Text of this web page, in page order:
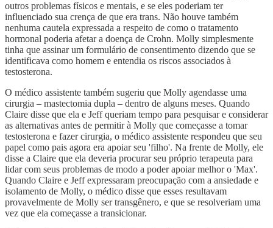
outros problemas físicos e mentais, e se eles poderiam ter
influenciado sua crença de que era trans. Não houve também
nenhuma cautela expressada a respeito de como o tratamento
hormonal poderia afetar a doença de Crohn. Molly simplesmente
tinha que assinar um formulário de consentimento dizendo que se
identificava como homem e entendia os riscos associados à
testosterona.
O médico assistente também sugeriu que Molly agendasse uma
cirurgia – mastectomia dupla – dentro de alguns meses. Quando
Claire disse que ela e Jeff queriam tempo para pesquisar e considerar
as alternativas antes de permitir à Molly que começasse a tomar
testosterona e fazer cirurgia, o médico assistente respondeu que seu
papel como pais agora era apoiar seu 'filho'. Na frente de Molly, ele
disse a Claire que ela deveria procurar seu próprio terapeuta para
lidar com seus problemas de modo a poder apoiar melhor o 'Max'.
Quando Claire e Jeff expressaram preocupação com a ansiedade e
isolamento de Molly, o médico disse que esses resultavam
provavelmente de Molly ser transgênero, e que se resolveriam uma
vez que ela começasse a transicionar.